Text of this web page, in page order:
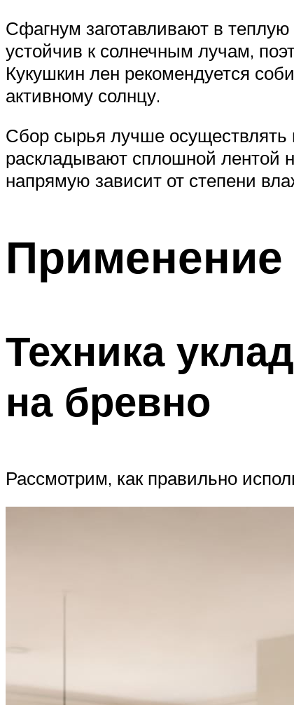
Сфагнум заготавливают в
устойчив к солнечным лучам,
Кукушкин лен рекомендуется
активному солнцу.
Сбор сырья лучше осуществлять
раскладывают сплошной лентой
напрямую зависит от степени
Применение
Техника
на бревно
Рассмотрим, как правильно